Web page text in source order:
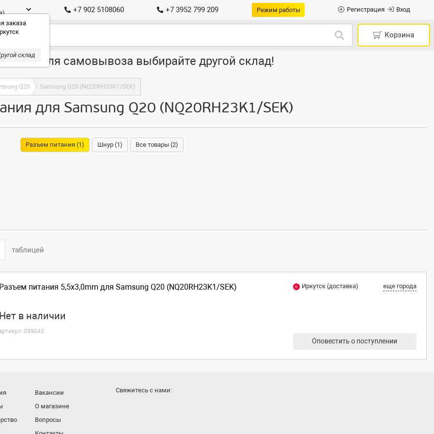
заказа
склад
+7 902 5108060 +7 3952 799 209 Режим работы Регистрация Вход
Корзина
для самовывоза выбирайте другой склад!
Q20 Samsung Q20 (NQ20RH23K1/SEK)
для Samsung Q20 (NQ20RH23K1/SEK)
Разъем питания (1) Шнур (1) Все товары (2)
таблицей
Разъем питания 5,5x3,0mm для Samsung Q20 (NQ20RH23K1/SEK)
Нет в наличии
099043
Иркутск (доставка) еще города
Оповестить о поступлении
Вакансии
О магазине
Вопросы
Cвяжитесь с нами: